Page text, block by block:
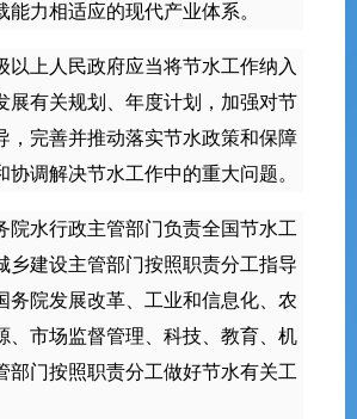
能力相适应的现代产业体系。
人民政府应当将节水工作纳入
展有关规划、年度计划，加强对节
，完善并推动落实节水政策和保障
协调解决节水工作中的重大问题。
行政主管部门负责全国节水工
乡建设主管部门按照职责分工指导
务院发展改革、工业和信息化、农
、市场监督管理、科技、教育、机
部门按照职责分工做好节水有关工